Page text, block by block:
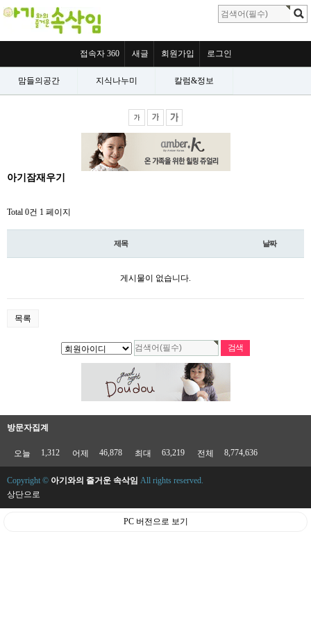
접속자 360 새글 회원가입 로그인
맘들의공간 지식나누미 칼럼&정보
아기잠재우기
Total 0건 1 페이지
제목 날짜
게시물이 없습니다.
목록
방문자집계
오늘 1,312 어제 46,878 최대 63,219 전체 8,774,636
Copyright © 아기와의 즐거운 속삭임 All rights reserved.
상단으로
PC 버전으로 보기